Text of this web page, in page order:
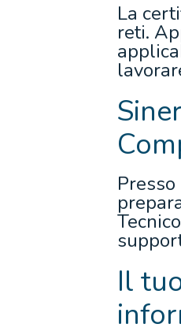
La
reti.
Il